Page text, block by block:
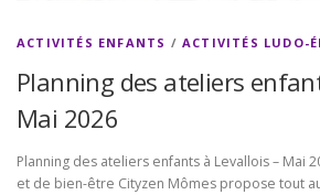
ACTIVITÉS ENFANTS /ACTIVITÉS LUDO-
Planning des ateliers
Mai 2026
Planning des ateliers enfants à Levallois – Mai
et de bien-être Cityzen Mômes propose tout